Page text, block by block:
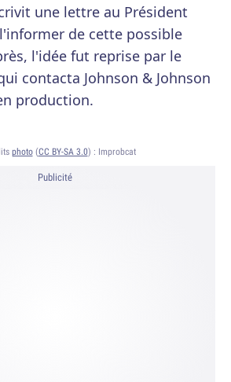
une lettre au Président
de cette possible
l'idée fut reprise par le
contacta Johnson & Johnson
production.
photo(CC BY-SA 3.0) : Improbcat
Publicité